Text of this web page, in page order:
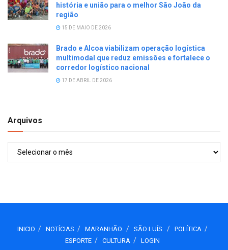
história e união para o melhor São João da
região
15 DE MAIO DE 2026
Brado e Alcoa viabilizam operação logística
multimodal que reduz emissões e fortalece o
corredor logístico nacional
17 DE ABRIL DE 2026
Arquivos
INICIO NOTÍCIAS MARANHÃO. SÃO LUÍS.
POLÍTICA
ESPORTE
CULTURA LOGIN